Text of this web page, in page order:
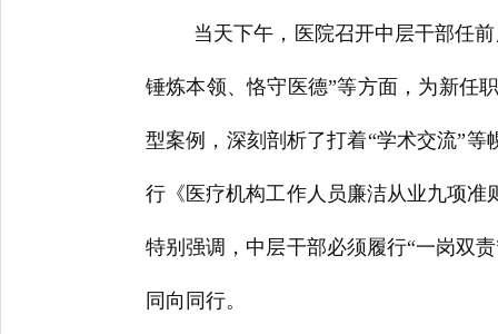
当天下午，医院召开中层干部任
锤炼本领、恪守医德”等方面，为新任
型案例，深刻剖析了打着“学术交流”
行《医疗机构工作人员廉洁从业九项准
特别强调，中层干部必须履行“一岗双
同向同行。